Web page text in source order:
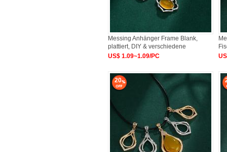
Messing Anhänger Frame Blank,
plattiert, DIY & verschiedene
US$ 1.09~1.09/PC
20